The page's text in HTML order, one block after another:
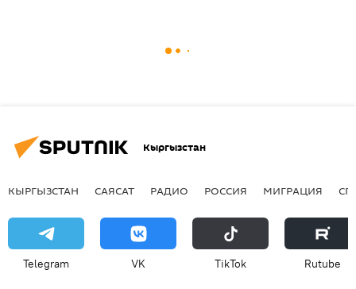
Кыргызстан
КЫРГЫЗСТАН САЯСАТ РАДИО РОССИЯ МИГРАЦИЯ
Telegram VK ТikТоk Rutube